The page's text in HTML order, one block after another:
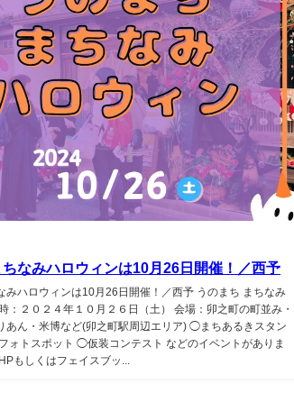
ちなみハロウィンは10月26日開催！／西予
みハロウィンは10月26日開催！／西予 うのまち まちなみ
：２０２４年１０月２６日（土） 会場：卯之町の町並み・
あん・米博など(卯之町駅周辺エリア) ◯まちあるきスタン
トスポット ◯仮装コンテスト などのイベントがありま
もしくはフェイスブッ...